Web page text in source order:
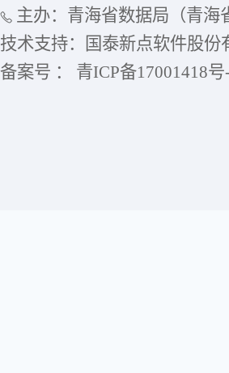
主办：青海省数据局（青海
技术支持：国泰新点软件股份
备案号 ： 青ICP备17001418号